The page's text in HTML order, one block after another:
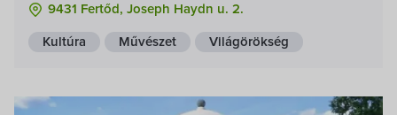
9431 Fertőd, Joseph Haydn u. 2.
Kultúra Művészet Világörökség